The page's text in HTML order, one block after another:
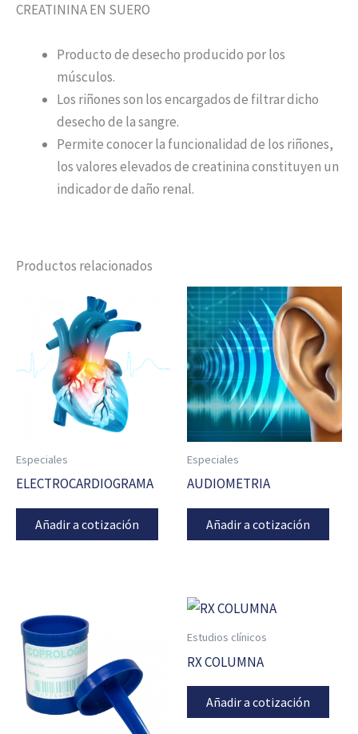
CREATININA EN SUERO
Producto de desecho producido por los
músculos.
Los riñones son los encargados de filtrar dicho
desecho de la sangre.
Permite conocer la funcionalidad de los riñones,
los valores elevados de creatinina constituyen un
indicador de daño renal.
Productos relacionados
Especiales
ELECTROCARDIOGRAMA
Añadir a cotización
Especiales
AUDIOMETRIA
Añadir a cotización
Estudios clínicos
RX COLUMNA
Añadir a cotización